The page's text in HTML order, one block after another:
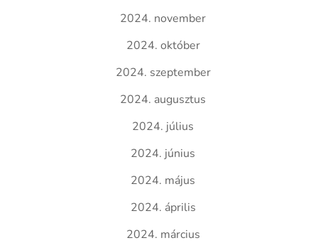
2024. november
2024. október
2024. szeptember
2024. augusztus
2024. július
2024. június
2024. május
2024. április
2024. március